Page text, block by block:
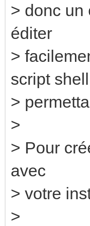
> donc un
éditer
>
script shell
>
>
> Pour
avec
> votre
>